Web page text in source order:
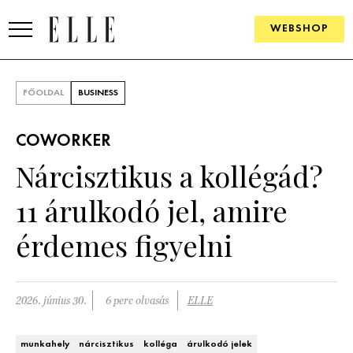
WEBSHOP
SZÉPSÉG
ÉLETMÓD
PÁRKAPCSOLAT
FŐOLDAL BUSINESS
COWORKER
Nárcisztikus a kollégád?
11 árulkodó jel, amire
érdemes figyelni
2026. június 30. 6 perc olvasás ELLE
munkahely nárcisztikus kolléga árulkodó jelek